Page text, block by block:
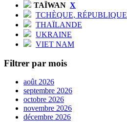
TAÏWAN X
TCHÈQUE, RÉPUBLIQUE
THAÏLANDE
UKRAINE
VIET NAM
Filtrer par mois
août 2026
septembre 2026
octobre 2026
novembre 2026
décembre 2026